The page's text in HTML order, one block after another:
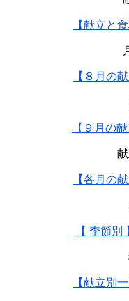
【献立と
【８月の献
【９月の献
【各月の
【 季節
【献立別